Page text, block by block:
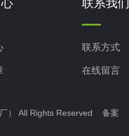
联系我们
联系方式
在线留言
） All Rights Reserved 备案